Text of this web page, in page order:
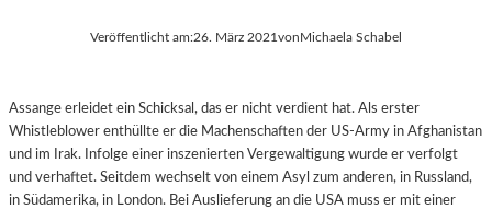
Veröffentlicht am:26. März 2021von Michaela Schabel
Assange erleidet ein Schicksal, das er nicht verdient hat. Als erster
Whistleblower enthüllte er die Machenschaften der US-Army in Afghanistan
und im Irak. Infolge einer inszenierten Vergewaltigung wurde er verfolgt
und verhaftet. Seitdem wechselt von einem Asyl zum anderen, in Russland,
in Südamerika, in London. Bei Auslieferung an die USA muss er mit einer